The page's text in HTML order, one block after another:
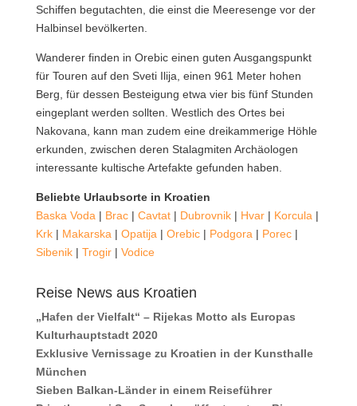
Schiffen begutachten, die einst die Meeresenge vor der
Halbinsel bevölkerten.
Wanderer finden in Orebic einen guten Ausgangspunkt
für Touren auf den Sveti Ilija, einen 961 Meter hohen
Berg, für dessen Besteigung etwa vier bis fünf Stunden
eingeplant werden sollten. Westlich des Ortes bei
Nakovana, kann man zudem eine dreikammerige Höhle
erkunden, zwischen deren Stalagmiten Archäologen
interessante kultische Artefakte gefunden haben.
Beliebte Urlaubsorte in Kroatien
Baska Voda | Brac| Cavtat| Dubrovnik| Hvar| Korcula |
Krk| Makarska | Opatija | Orebic| Podgora | Porec|
Sibenik| Trogir| Vodice
Reise News aus Kroatien
„Hafen der Vielfalt“ – Rijekas Motto als Europas
Kulturhauptstadt 2020
Exklusive Vernissage zu Kroatien in der Kunsthalle
München
Sieben Balkan-Länder in einem Reiseführer